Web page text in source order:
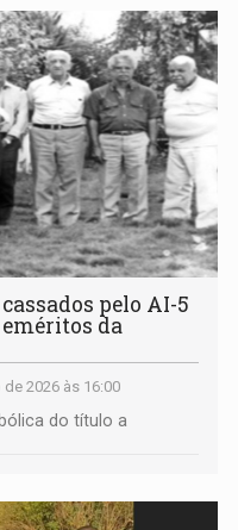
pelo AI-5
da
2026 às 16:00
do título a